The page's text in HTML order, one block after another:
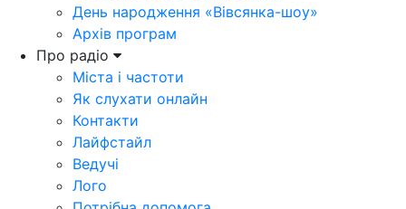
День народження «Вівсянка-шоу»
Архів програм
Про радіо
Міста і частоти
Як слухати онлайн
Контакти
Лайфстайл
Ведучі
Лого